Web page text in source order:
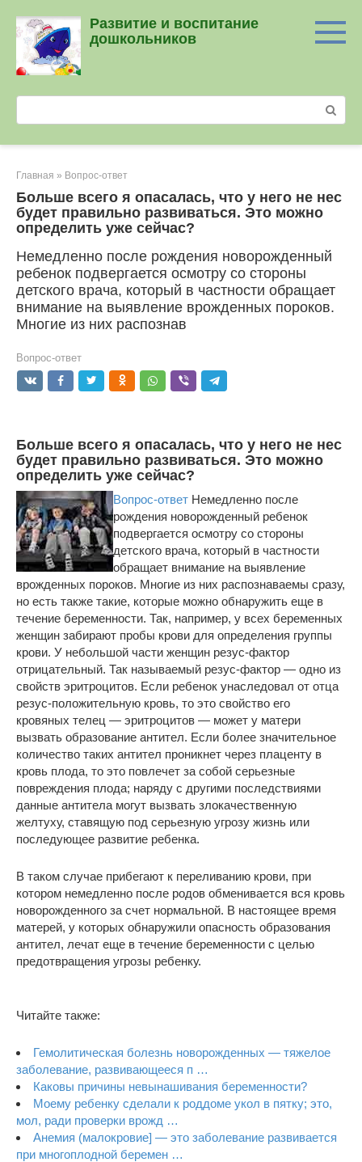
контенту
Развитие и воспитание
дошкольников
Главная » Вопрос-ответ
Больше всего я опасалась, что у него не нес
будет правильно развиваться. Это можно
определить уже сейчас?
Немедленно после рождения новорожденный
ребенок подвергается осмотру со стороны
детского врача, который в частности обращает
внимание на выявление врожденных пороков.
Многие из них распознав
Вопрос-ответ
Больше всего я опасалась, что у него не нес
будет правильно развиваться. Это можно
определить уже сейчас?
Вопрос-ответ Немедленно после
рождения новорожденный ребенок
подвергается осмотру со стороны
детского врача, который в частности
обращает внимание на выявление
врожденных пороков. Многие из них распознаваемы сразу,
но есть также такие, которые можно обнаружить еще в
течение беременности. Так, например, у всех беременных
женщин забирают пробы крови для определения группы
крови. У небольшой части женщин резус-фактор
отрицательный. Так называемый резус-фактор — одно из
свойств эритроцитов. Если ребенок унаследовал от отца
резус-положительную кровь, то это свойство его
кровяных телец — эритроцитов — может у матери
вызвать образование антител. Если более значительное
количество таких антител проникнет через плаценту в
кровь плода, то это повлечет за собой серьезные
повреждения плода; наряду с другими последствиями
данные антитела могут вызвать злокачественную
желтуху, ставящую под серьезную угрозу жизнь или
последующее развитие ребенка.
В таком случае прибегают к переливанию крови, при
котором немедленно после родов обменивается вся кровь
новорожденного за счет нормальной. В настоящее время
матерей, у которых обнаружили опасность образования
антител, лечат еще в течение беременности с целью
предотвращения угрозы ребенку.
Читайте также:
Гемолитическая болезнь новорожденных — тяжелое
заболевание, развивающееся п …
Каковы причины невынашивания беременности?
Моему ребенку сделали к роддоме укол в пятку; это,
мол, ради проверки врожд …
Анемия (малокровие] — это заболевание развивается
при многоплод­ной беремен …